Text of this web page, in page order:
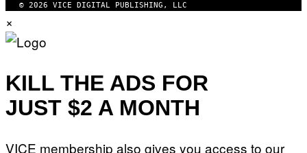
© 2026 VICE DIGITAL PUBLISHING, LLC
×
KILL THE ADS FOR
JUST $2 A MONTH
VICE membership also gives you access to our